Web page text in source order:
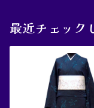
最近チェック